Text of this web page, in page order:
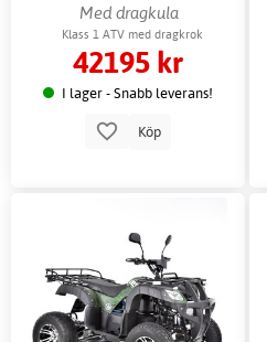
Med dragkula
Klass 1 ATV med dragkrok
42195 kr
I lager - Snabb leverans!
Köp